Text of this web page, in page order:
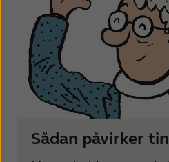
Sådan påvirker